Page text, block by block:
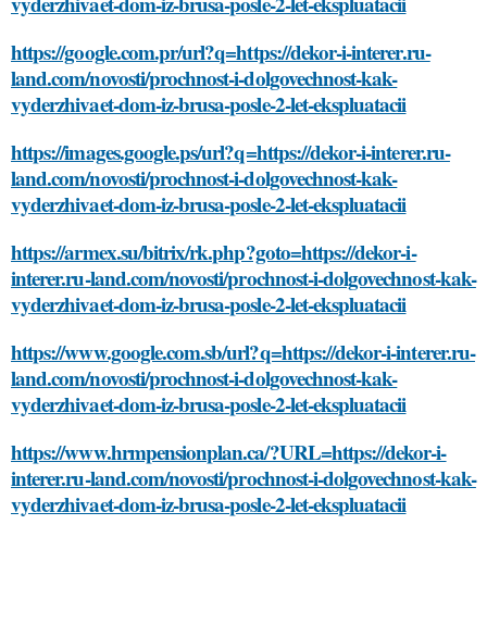
https://google.com.pr/url?q=https://dekor-i-interer.ru-
land.com/novosti/prochnost-i-dolgovechnost-kak-
vyderzhivaet-dom-iz-brusa-posle-2-let-ekspluatacii
https://images.google.ps/url?q=https://dekor-i-interer.ru-
land.com/novosti/prochnost-i-dolgovechnost-kak-
vyderzhivaet-dom-iz-brusa-posle-2-let-ekspluatacii
https://armex.su/bitrix/rk.php?goto=https://dekor-i-
interer.ru-land.com/novosti/prochnost-i-dolgovechnost-kak-
vyderzhivaet-dom-iz-brusa-posle-2-let-ekspluatacii
https://www.google.com.sb/url?q=https://dekor-i-interer.ru-
land.com/novosti/prochnost-i-dolgovechnost-kak-
vyderzhivaet-dom-iz-brusa-posle-2-let-ekspluatacii
https://www.hrmpensionplan.ca/?URL=https://dekor-i-
interer.ru-land.com/novosti/prochnost-i-dolgovechnost-kak-
vyderzhivaet-dom-iz-brusa-posle-2-let-ekspluatacii